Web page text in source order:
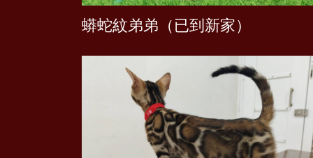
蟒蛇紋弟弟（已到新家）